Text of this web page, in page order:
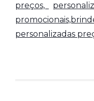
preços,
personalizadas